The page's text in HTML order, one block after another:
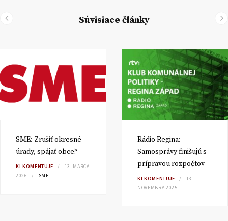
Súvisiace články
SME: Zrušiť okresné
úrady, spájať obce?
KI KOMENTUJE
13. MARCA
2026
SME
Rádio Regina:
Samosprávy finišujú s
prípravou rozpočtov
KI KOMENTUJE
13.
NOVEMBRA 2025